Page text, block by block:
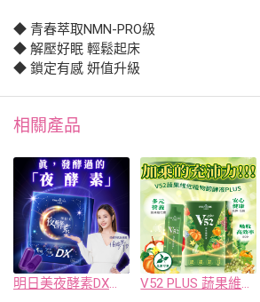
◆ 青春萃取NMN-PRO級
◆ 解壓好眠 輕鬆起床
◆ 鎖定有感 妍值升級
相關產品
明日美夜酵素DX膠囊(60顆/盒) V52 PLUS 蔬果維他植物醱酵液(15ml*10包/盒)